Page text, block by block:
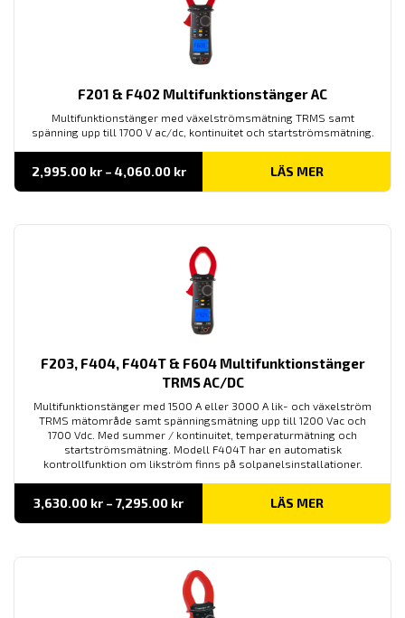
F201 & F402 Multifunktionstänger AC
Multifunktionstänger med växelströmsmätning TRMS samt
spänning upp till 1700 V ac/dc, kontinuitet och startströmsmätning.
2,995.00 kr – 4,060.00 krPrisintervall:
till
LÄS MER
F203, F404, F404T & F604 Multifunktionstänger
TRMS AC/DC
Multifunktionstänger med 1500 A eller 3000 A lik- och växelström
TRMS mätområde samt spänningsmätning upp till 1200 Vac och
1700 Vdc. Med summer / kontinuitet, temperaturmätning och
startströmsmätning. Modell F404T har en automatisk
kontrollfunktion om likström finns på solpanelsinstallationer.
3,630.00 kr – 7,295.00 krPrisintervall:
till
LÄS MER